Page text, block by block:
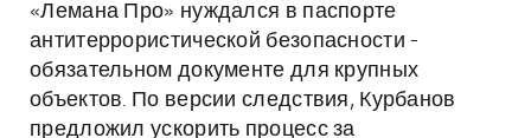
«Лемана Про» нуждался в паспорте
антитеррористической безопасности -
обязательном документе для крупных
объектов. По версии следствия, Курбанов
предложил ускорить процесс за